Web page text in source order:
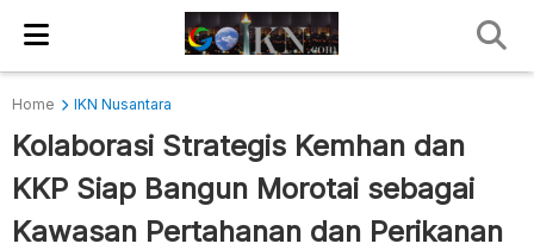
Home IKN Nusantara
Kolaborasi Strategis Kemhan dan
KKP Siap Bangun Morotai sebagai
Kawasan Pertahanan dan Perikanan